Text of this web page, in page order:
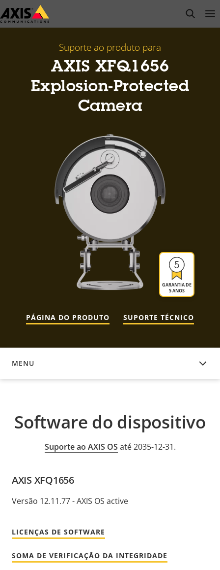
Pular
para
open
Suporte ao produto para
AXIS XFQ1656
Explosion-Protected
Camera
GARANTIA DE
5 ANOS
PÁGINA DO PRODUTO SUPORTE TÉCNICO
MENU
SOFTWARE DO DISPOSITIVO
Software do dispositivo
Suporte ao AXIS OS até 2035-12-31.
AXIS XFQ1656
Versão 12.11.77 - AXIS OS active
LICENÇAS DE SOFTWARE
SOMA DE VERIFICAÇÃO DA INTEGRIDADE